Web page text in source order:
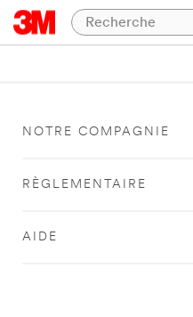
NOTRE COMPAGNIE
RÈGLEMENTAIRE
AIDE